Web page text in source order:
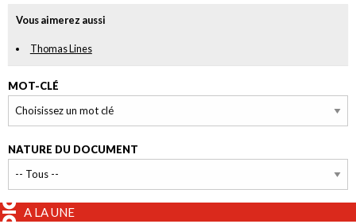
Vous aimerez aussi
Thomas Lines
MOT-CLÉ
NATURE DU DOCUMENT
A LA UNE